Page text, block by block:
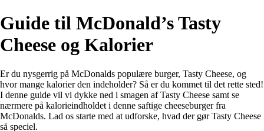
Guide til McDonald’s Tasty
Cheese og Kalorier
Er du nysgerrig på McDonalds populære burger, Tasty Cheese, og
hvor mange kalorier den indeholder? Så er du kommet til det rette sted!
I denne guide vil vi dykke ned i smagen af Tasty Cheese samt se
nærmere på kalorieindholdet i denne saftige cheeseburger fra
McDonalds. Lad os starte med at udforske, hvad der gør Tasty Cheese
så speciel.